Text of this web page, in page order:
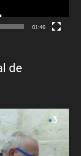
01:46
de